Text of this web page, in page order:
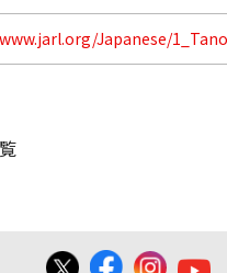
Japanese/